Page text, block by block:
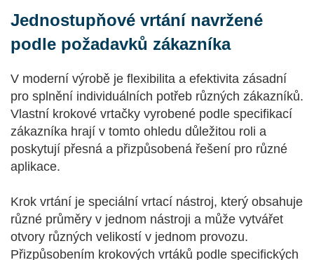
Jednostupňové vrtání navržené
podle požadavků zákazníka
V moderní výrobě je flexibilita a efektivita zásadní
pro splnění individuálních potřeb různých zákazníků.
Vlastní krokové vrtačky vyrobené podle specifikací
zákazníka hrají v tomto ohledu důležitou roli a
poskytují přesná a přizpůsobená řešení pro různé
aplikace.
Krok vrtání je speciální vrtací nástroj, který obsahuje
různé průměry v jednom nástroji a může vytvářet
otvory různých velikostí v jednom provozu.
Přizpůsobením krokových vrtáků podle specifických